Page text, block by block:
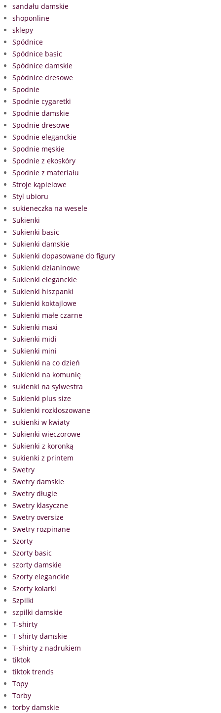
sandału damskie
shoponline
sklepy
Spódnice
Spódnice basic
Spódnice damskie
Spódnice dresowe
Spodnie
Spodnie cygaretki
Spodnie damskie
Spodnie dresowe
Spodnie eleganckie
Spodnie męskie
Spodnie z ekoskóry
Spodnie z materiału
Stroje kąpielowe
Styl ubioru
sukieneczka na wesele
Sukienki
Sukienki basic
Sukienki damskie
Sukienki dopasowane do figury
Sukienki dzianinowe
Sukienki eleganckie
Sukienki hiszpanki
Sukienki koktajlowe
Sukienki małe czarne
Sukienki maxi
Sukienki midi
Sukienki mini
Sukienki na co dzień
Sukienki na komunię
sukienki na sylwestra
Sukienki plus size
Sukienki rozkloszowane
sukienki w kwiaty
Sukienki wieczorowe
Sukienki z koronką
sukienki z printem
Swetry
Swetry damskie
Swetry długie
Swetry klasyczne
Swetry oversize
Swetry rozpinane
Szorty
Szorty basic
szorty damskie
Szorty eleganckie
Szorty kolarki
Szpilki
szpilki damskie
T-shirty
T-shirty damskie
T-shirty z nadrukiem
tiktok
tiktok trends
Topy
Torby
torby damskie